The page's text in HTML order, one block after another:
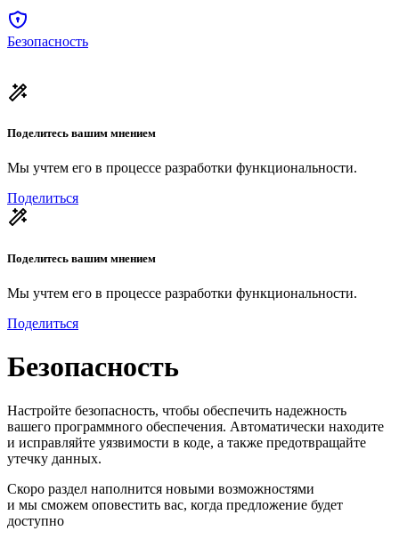
Безопасность
Поделитесь вашим мнением
Мы учтем его в процессе разработки функциональности.
Поделиться
Поделитесь вашим мнением
Мы учтем его в процессе разработки функциональности.
Поделиться
Безопасность
Настройте безопасность, чтобы обеспечить надежность
вашего программного обеспечения. Автоматически находите
и исправляйте уязвимости в коде, а также предотвращайте
утечку данных.
Скоро раздел наполнится новыми возможностями
и мы сможем оповестить вас, когда предложение будет
доступно